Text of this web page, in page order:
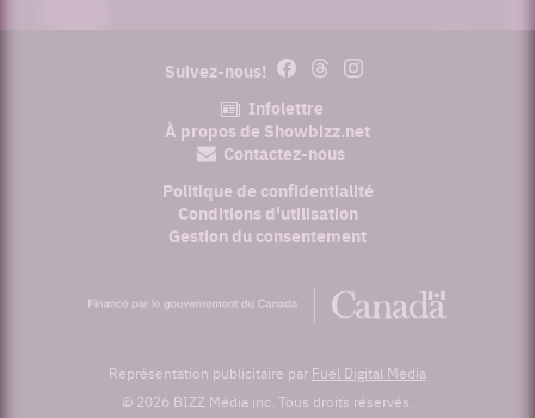
Suivez-nous! FacebookThreadsInstagram
Infolettre
À propos de Showbizz.net
Contactez-nous
Politique de confidentialité
Conditions d'utilisation
Gestion du consentement
par
Canada
Représentation publicitaire par Fuel Digital Media
© 2026 BIZZ Média inc. Tous droits réservés.